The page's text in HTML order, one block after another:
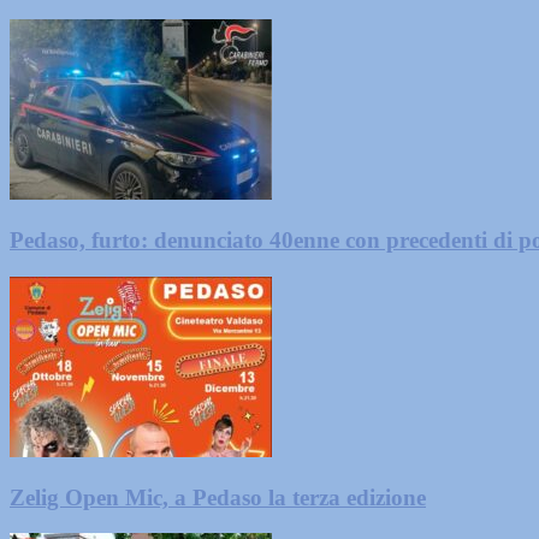
Pedaso, furto: denunciato 40enne con precedenti di
Zelig Open Mic, a Pedaso la terza edizione